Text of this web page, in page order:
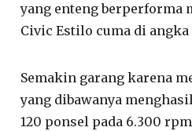
yang enteng berperforma
Civic Estilo cuma di angka
Semakin garang karena
yang dibawanya
120 ponsel pada 6.300